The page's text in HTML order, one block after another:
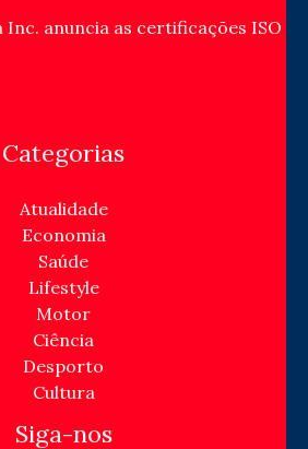
anuncia as certificações ISO
Categorias
Atualidade
Economia
Saúde
Lifestyle
Motor
Ciência
Desporto
Cultura
Siga-nos